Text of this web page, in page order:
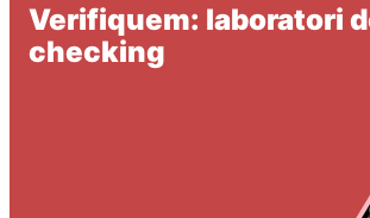
Verifiquem: laboratori
checking